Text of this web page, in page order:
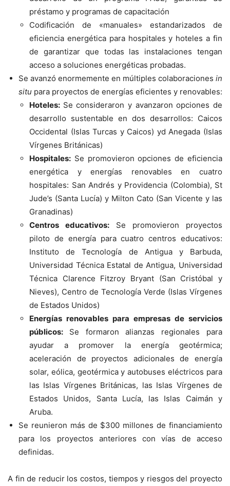
préstamo y programas de capacitación
Codificación de «manuales» estandarizados de
eficiencia energética para hospitales y hoteles a fin
de garantizar que todas las instalaciones tengan
acceso a soluciones energéticas probadas.
Se avanzó enormemente en múltiples colaboraciones in
situ para proyectos de energías eficientes y renovables:
Hoteles: Se consideraron y avanzaron opciones de
desarrollo sustentable en dos desarrollos: Caicos
Occidental (Islas Turcas y Caicos) yd Anegada (Islas
Vírgenes Británicas)
Hospitales: Se promovieron opciones de eficiencia
energética y energías renovables en cuatro
hospitales: San Andrés y Providencia (Colombia), St
Jude’s (Santa Lucía) y Milton Cato (San Vicente y las
Granadinas)
Centros educativos: Se promovieron proyectos
piloto de energía para cuatro centros educativos:
Instituto de Tecnología de Antigua y Barbuda,
Universidad Técnica Estatal de Antigua, Universidad
Técnica Clarence Fitzroy Bryant (San Cristóbal y
Nieves), Centro de Tecnología Verde (Islas Vírgenes
de Estados Unidos)
Energías renovables para empresas de servicios
públicos: Se formaron alianzas regionales para
ayudar a promover la energía geotérmica;
aceleración de proyectos adicionales de energía
solar, eólica, geotérmica y autobuses eléctricos para
las Islas Vírgenes Británicas, las Islas Vírgenes de
Estados Unidos, Santa Lucía, las Islas Caimán y
Aruba.
Se reunieron más de $300 millones de financiamiento
para los proyectos anteriores con vías de acceso
definidas.
A fin de reducir los costos, tiempos y riesgos del proyecto